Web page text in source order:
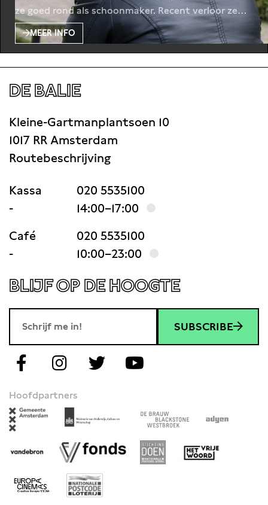
ze goed rond als schoonmaker. Recent verloor ze
haar verblijfsvergunning en werkte illegaal verder.
Hoe is het om vast te lopen in asielprocedures en
Grünfeld
MEER INFO
DE BALIE
Kleine-Gartmanplantsoen 10
1017 RR Amsterdam
Routebeschrijving
Kassa
020 5535100
-
14:00–17:00
Café
020 5535100
-
10:00–23:00
BLIJF OP DE HOOGTE
SUBSCRIBE
Hoofdpartners